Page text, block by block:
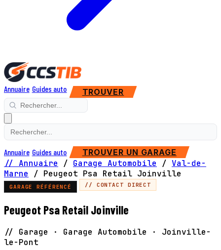
Annuaire Guides auto TROUVER
Annuaire Guides auto TROUVER UN GARAGE
// Annuaire / Garage Automobile / Val-de-
Marne
/ Peugeot Psa Retail Joinville
GARAGE RÉFÉRENCÉ // CONTACT DIRECT
Peugeot Psa Retail Joinville
// Garage · Garage Automobile · Joinville-
le-Pont